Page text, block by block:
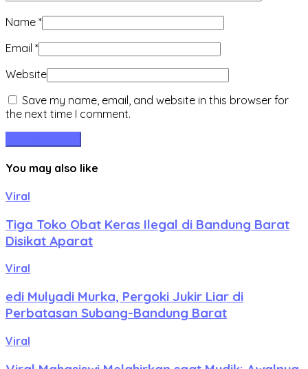
Name *
Email *
Website
Save my name, email, and website in this browser for
the next time I comment.
You may also like
Viral
Tiga Toko Obat Keras Ilegal di Bandung Barat
Disikat Aparat
Viral
edi Mulyadi Murka, Pergoki Jukir Liar di
Perbatasan Subang-Bandung Barat
Viral